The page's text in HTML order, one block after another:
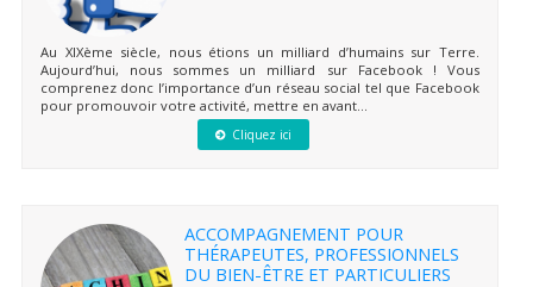
Au XIXème siècle, nous étions un milliard d’humains sur Terre.
Aujourd’hui, nous sommes un milliard sur Facebook ! Vous
comprenez donc l’importance d’un réseau social tel que Facebook
pour promouvoir votre activité, mettre en avant...
Cliquez ici
ACCOMPAGNEMENT POUR
THÉRAPEUTES, PROFESSIONNELS
DU BIEN-ÊTRE ET PARTICULIERS